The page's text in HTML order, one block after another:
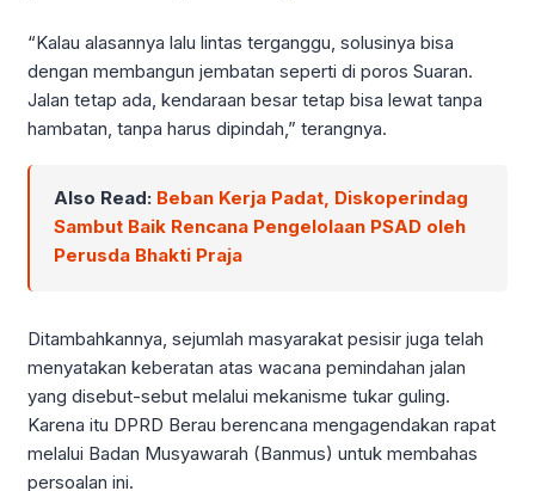
“Kalau alasannya lalu lintas terganggu, solusinya bisa
dengan membangun jembatan seperti di poros Suaran.
Jalan tetap ada, kendaraan besar tetap bisa lewat tanpa
hambatan, tanpa harus dipindah,” terangnya.
Also Read: Beban Kerja Padat, Diskoperindag
Sambut Baik Rencana Pengelolaan PSAD oleh
Perusda Bhakti Praja
Ditambahkannya, sejumlah masyarakat pesisir juga telah
menyatakan keberatan atas wacana pemindahan jalan
yang disebut-sebut melalui mekanisme tukar guling.
Karena itu DPRD Berau berencana mengagendakan rapat
melalui Badan Musyawarah (Banmus) untuk membahas
persoalan ini.